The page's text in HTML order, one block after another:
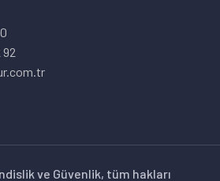
92
ve Güvenlik, tüm hakları